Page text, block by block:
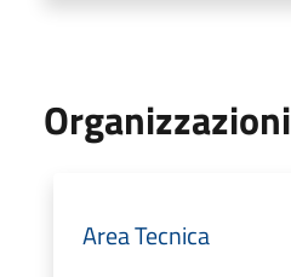
Organizzazioni
Area Tecnica